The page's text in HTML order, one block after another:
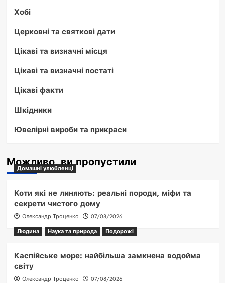
Хобі
Церковні та святкові дати
Цікаві та визначні місця
Цікаві та визначні постаті
Цікаві факти
Шкідники
Ювелірні вироби та прикраси
Можливо, ви пропустили
Домашні улюбленці
Коти які не линяють: реальні породи, міфи та
секрети чистого дому
Олександр Троценко
07/08/2026
Людина
Наука та природа Подорожі
Каспійське море: найбільша замкнена водойма
світу
Олександр Троценко 07/08/2026